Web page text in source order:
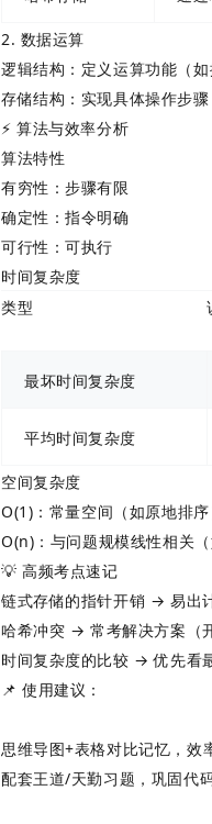
2. 数据运算
逻辑结构 ：定义运算功能（如
存储结构 ：实现具体操作步
⚡ 算法与效率分析
算法特性
有穷性 ：步骤有限
确定性 ：指令明确
可行性 ：可执行
时间复杂度
类型
最坏时间复杂度
平均时间复杂度
空间复杂度
O(1) ：常量空间（如原地排序
O(n) ：与问题规模线性相关（
💡 高频考点速记
链式存储的指针开销 → 易出
哈希冲突 → 常考解决方案（
时间复杂度的比较 → 优先看
📌 使用建议 ：
思维导图+表格对比记忆，效
配套王道/天勤习题，巩固代